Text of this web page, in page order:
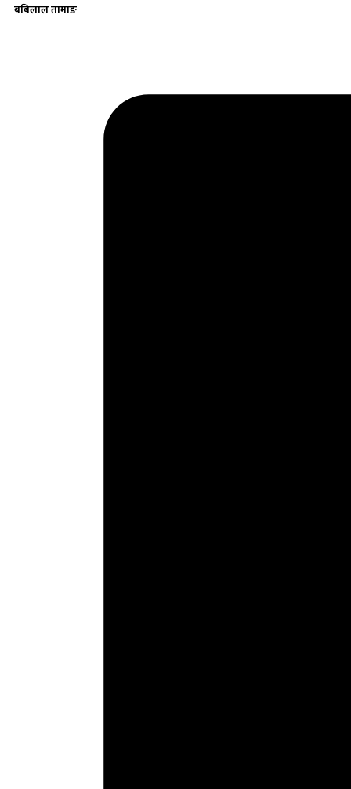
बबिलाल तामाङ